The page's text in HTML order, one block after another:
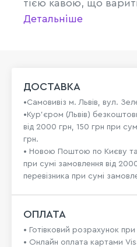
тією кавою, що
Детальніше
ДОСТАВКА
•Самовивіз м. Львів, вул.
•Кур'єром (Львів)
від 2000 грн, 150 грн при
грн.
• Новою Поштою по Києву та
при сумі замовлення від
перевізника при сумі
ОПЛАТА
• Готівковий розрахунок
• Онлайн оплата картами